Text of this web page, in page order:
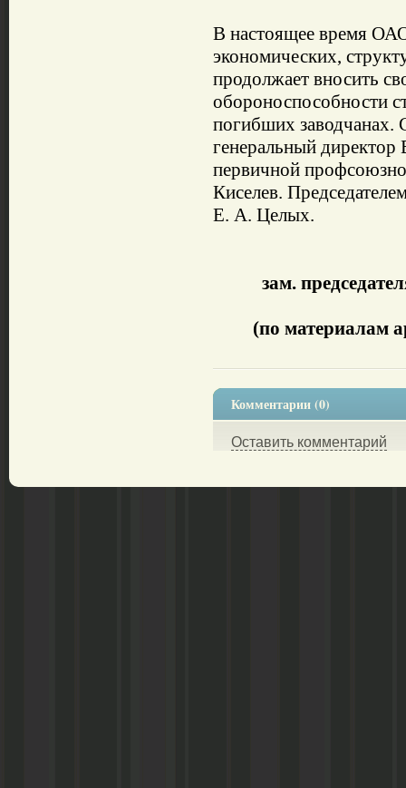
В настоящее время
экономических,
продолжает вносить
обороноспособности
погибших заводчанах.
генеральный
первичной
Киселев.
Е. А. Целых.
зам.
(по материалам
Комментарии (0)
Оставить комментарий